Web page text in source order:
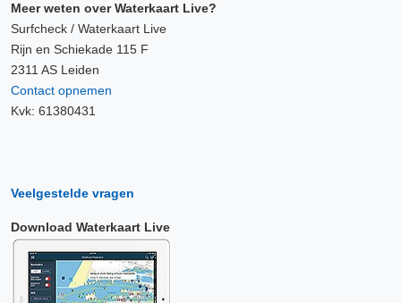
Meer weten over Waterkaart Live?
Surfcheck / Waterkaart Live
Rijn en Schiekade 115 F
2311 AS Leiden
Contact opnemen
Kvk: 61380431
Veelgestelde vragen
Download Waterkaart Live